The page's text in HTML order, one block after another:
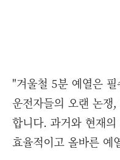
"겨울철 5분 예열은
운전자들의 오랜 논쟁
합니다. 과거와 현재
효율적이고 올바른 예